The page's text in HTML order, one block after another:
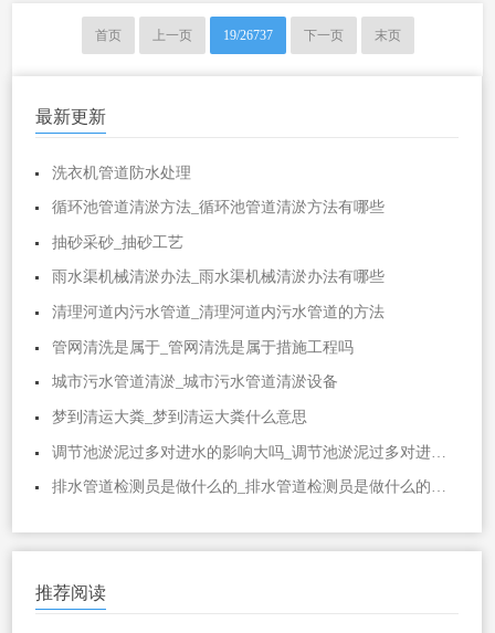
首页 上一页 19/26737 下一页 末页
最新更新
洗衣机管道防水处理
循环池管道清淤方法_循环池管道清淤方法有哪些
抽砂采砂_抽砂工艺
雨水渠机械清淤办法_雨水渠机械清淤办法有哪些
清理河道内污水管道_清理河道内污水管道的方法
管网清洗是属于_管网清洗是属于措施工程吗
城市污水管道清淤_城市污水管道清淤设备
梦到清运大粪_梦到清运大粪什么意思
排水管道检测员是做什么的_排水管道检测员是做什么的工作
推荐阅读